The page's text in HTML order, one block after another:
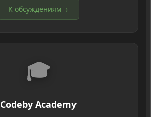
К обсуждениям→
🎓
Codeby Academy